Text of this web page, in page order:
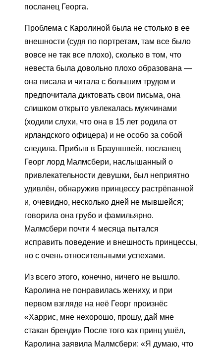
посланец Георга.
Проблема с Каролиной была не столько в ее
внешности (судя по портретам, там все было
вовсе не так все плохо), сколько в том, что
невеста была довольно плохо образована —
она писала и читала с большим трудом и
предпочитала диктовать свои письма, она
слишком открыто увлекалась мужчинами
(ходили слухи, что она в 15 лет родила от
ирландского офицера) и не особо за собой
следила. Прибыв в Брауншвейг, посланец
Георг лорд Малмсбери, наслышанный о
привлекательности девушки, был неприятно
удивлён, обнаружив принцессу растрёпанной
и, очевидно, несколько дней не мывшейся;
говорила она грубо и фамильярно.
Малмсбери почти 4 месяца пытался
исправить поведение и внешность принцессы,
но с очень относительными успехами.
Из всего этого, конечно, ничего не вышло.
Каролина не понравилась жениху, и при
первом взгляде на неё Георг произнёс
«Харрис, мне нехорошо, прошу, дай мне
стакан бренди» После того как принц ушёл,
Каролина заявила Малмсбери: «Я думаю, что